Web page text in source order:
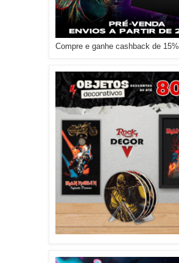
Compre e ganhe cashback de 15%